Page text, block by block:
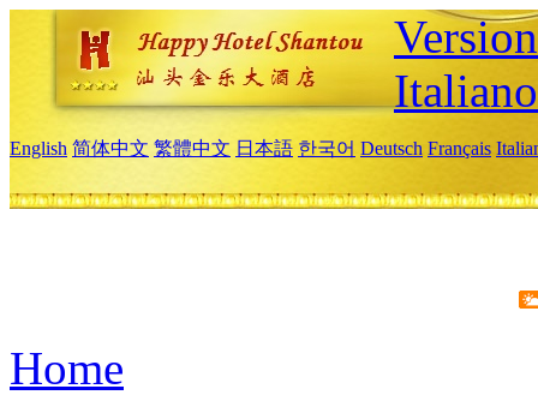
Italiano
English 简体中文 繁體中文 日本語 한국어 Deutsch Français
Home